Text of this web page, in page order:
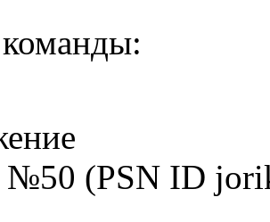
№50 (PSN ID